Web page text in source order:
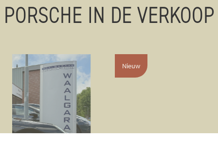
PORSCHE IN DE VERKOOP
Nieuw